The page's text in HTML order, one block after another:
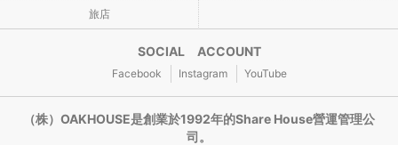
旅店
SOCIAL ACCOUNT
Facebook Instagram YouTube
（株）OAKHOUSE是創業於1992年的Share House營運管理公
司。